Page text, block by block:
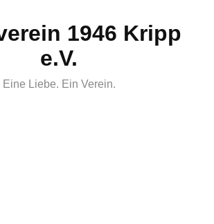
1946 Kripp
e.V.
Eine Liebe. Ein Verein.